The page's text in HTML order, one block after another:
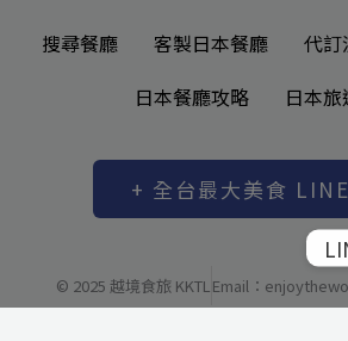
搜尋餐廳 客製日本餐廳 代訂
日本餐廳攻略
日本
+ 全台最大美食
© 2025 越境食旅 KKTLEmail：